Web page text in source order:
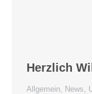
Herzlich
Allgemein News